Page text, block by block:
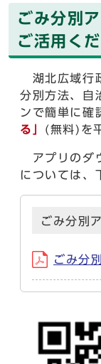
ごみ分別
ご活用く
湖北広域行
分別方法、自
ンで簡単に確
る」 (無料)を
アプリのダ
については、
ごみ分別
ごみ分